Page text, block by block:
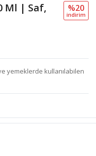
Ml | Saf,
%20
i̇ndi̇ri̇m
yemeklerde kullanılabilen